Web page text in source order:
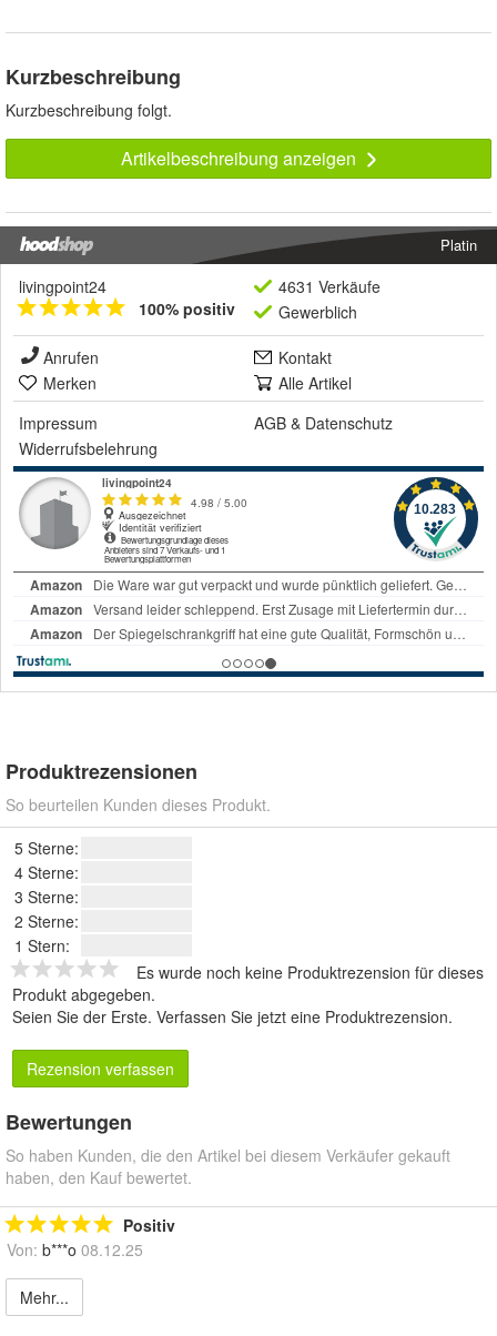
Kurzbeschreibung
Kurzbeschreibung folgt.
Artikelbeschreibung anzeigen
Platin
livingpoint24
100% positiv
4631 Verkäufe
Gewerblich
Anrufen
Kontakt
Merken
Alle Artikel
Impressum
AGB & Datenschutz
Widerrufsbelehrung
Produktrezensionen
So beurteilen Kunden dieses Produkt.
5 Sterne:
4 Sterne:
3 Sterne:
2 Sterne:
1 Stern:
Es wurde noch keine Produktrezension für dieses
Produkt abgegeben.
Seien Sie der Erste. Verfassen Sie jetzt eine Produktrezension.
Rezension verfassen
Bewertungen
So haben Kunden, die den Artikel bei diesem Verkäufer gekauft
haben, den Kauf bewertet.
Positiv
Von: b***o 08.12.25
Mehr...